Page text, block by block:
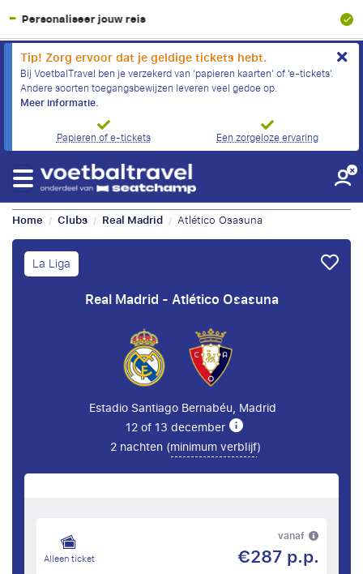
SGR-garantie
Tip! Zorg ervoor dat je geldige tickets hebt.
Bij VoetbalTravel ben je verzekerd van ‘papieren kaarten’ of ‘e-tickets’.
Andere soorten toegangsbewijzen leveren veel gedoe op.
Meer informatie.
Papieren of e-tickets
Een zorgeloze ervaring
Home / Clubs / Real Madrid / Atlético Osasuna
La Liga
Real Madrid - Atlético Osasuna
Estadio Santiago Bernabéu, Madrid
12 of 13 december
2 nachten (minimum verblijf)
Alleen ticket
vanaf
€287 p.p.